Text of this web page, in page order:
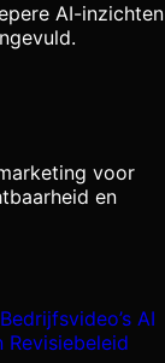
AI-inzichten
voor
en
Bedrijfsvideo’s AI
Revisiebeleid